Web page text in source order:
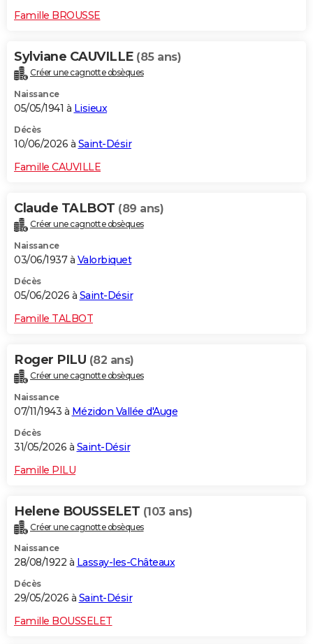
Carte de Noël
Carte Bonne année
Carte Saint-Valentin
Carte Pâques
Carte d'anniversaire
DICTIONNAIRE
Dictionnaire
Biographies
Citations
Expressions
Proverbes
PROGRAMME TV
S'inscrire
Se connecter
Lycées
Collèges
Primaires
Universités
Entreprises
Service militaire
Avis de recherche
AVIS DE DÉCÈS
FORUM
Bricolage
Lifestyle
Culture
Sport
Auto
Television
Voyage
Cinema
Famille BROUSSE
Sylviane CAUVILLE (85 ans)
Créer une cagnotte obsèques
Naissance
05/05/1941 à Lisieux
Décès
10/06/2026 à Saint-Désir
Famille CAUVILLE
Claude TALBOT (89 ans)
Créer une cagnotte obsèques
Naissance
03/06/1937 à Valorbiquet
Décès
05/06/2026 à Saint-Désir
Famille TALBOT
Roger PILU (82 ans)
Créer une cagnotte obsèques
Naissance
07/11/1943 à Mézidon Vallée d'Auge
Décès
31/05/2026 à Saint-Désir
Famille PILU
Helene BOUSSELET (103 ans)
Créer une cagnotte obsèques
Naissance
28/08/1922 à Lassay-les-Châteaux
Décès
29/05/2026 à Saint-Désir
Famille BOUSSELET